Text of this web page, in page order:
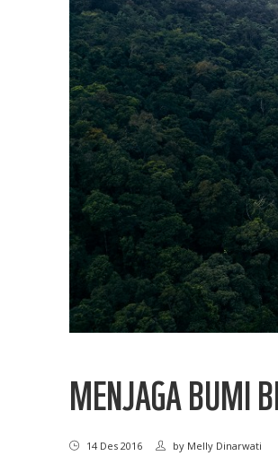
MENJAGA BUMI
14 Des 2016 by Melly Dinarwati